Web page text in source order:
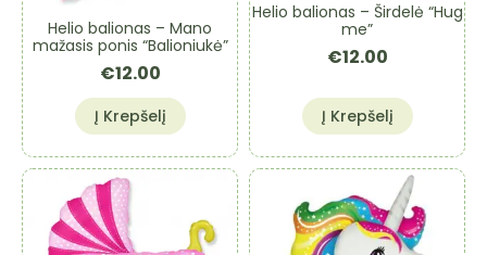
Helio balionas – Mano
mažasis ponis “Balioniukė”
€12.00
Į Krepšelį
Helio balionas – Širdelė “Hug
me”
€12.00
Į Krepšelį